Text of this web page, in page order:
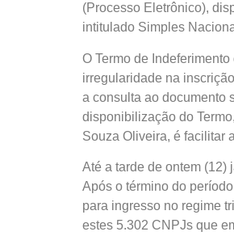
(Processo Eletrônico),
intitulado Simples
O Termo de
irregularidade na
a consulta ao documento
disponibilização do
Souza Oliveira, é facilitar
Até a tarde de ontem
Após o término do
para ingresso no regime
estes 5.302 CNPJs que